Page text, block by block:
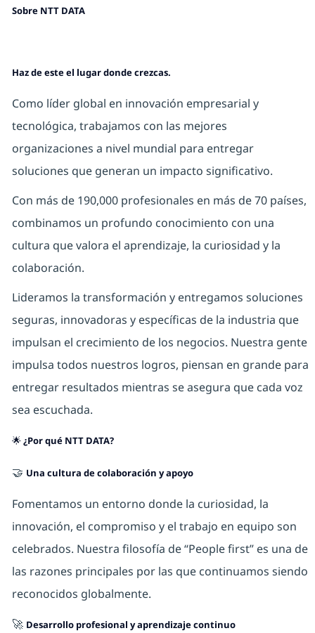
Sobre NTT DATA
Haz de este el lugar donde crezcas.
Como líder global en innovación empresarial y
tecnológica, trabajamos con las mejores
organizaciones a nivel mundial para entregar
soluciones que generan un impacto significativo.
Con más de 190,000 profesionales en más de 70 países,
combinamos un profundo conocimiento con una
cultura que valora el aprendizaje, la curiosidad y la
colaboración.
Lideramos la transformación y entregamos soluciones
seguras, innovadoras y específicas de la industria que
impulsan el crecimiento de los negocios. Nuestra gente
impulsa todos nuestros logros, piensan en grande para
entregar resultados mientras se asegura que cada voz
sea escuchada.
🌟¿Por qué NTT DATA?
🤝 Una cultura de colaboración y apoyo
Fomentamos un entorno donde la curiosidad, la
innovación, el compromiso y el trabajo en equipo son
celebrados. Nuestra filosofía de “People first” es una de
las razones principales por las que continuamos siendo
reconocidos globalmente.
🚀 Desarrollo profesional y aprendizaje continuo